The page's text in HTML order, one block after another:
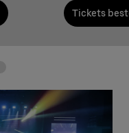
Tickets